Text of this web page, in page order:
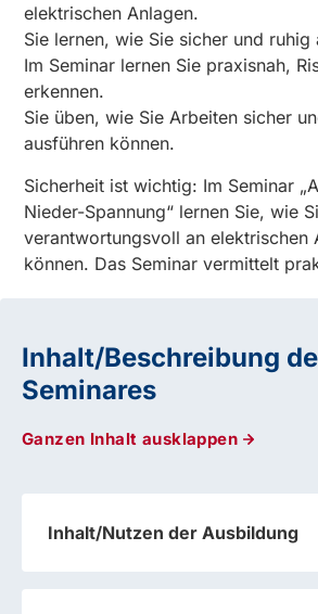
elektrischen Anlagen.
Sie lernen, wie Sie sicher und ruhig
Im Seminar lernen Sie praxisnah,
erkennen.
Sie üben, wie Sie Arbeiten sicher
ausführen können.
Sicherheit ist wichtig: Im Seminar
Nieder-Spannung“ lernen Sie, wie
verantwortungsvoll an elektrischen
können. Das Seminar vermittelt
Inhalt/Beschreibung
Seminares
Ganzen Inhalt ausklappen
Inhalt/Nutzen der Ausbildung